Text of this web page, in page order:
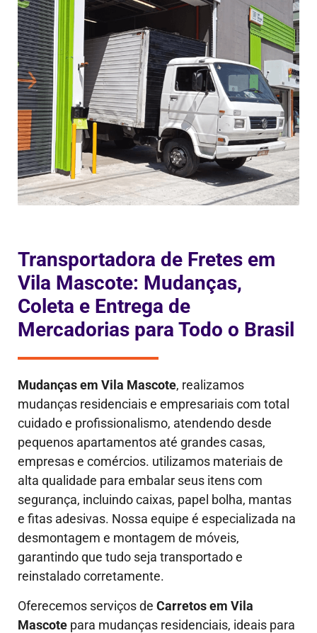
Transportadora de Fretes em
Vila Mascote: Mudanças,
Coleta e Entrega de
Mercadorias para Todo o Brasil
Mudanças em Vila Mascote, realizamos
mudanças residenciais e empresariais com total
cuidado e profissionalismo, atendendo desde
pequenos apartamentos até grandes casas,
empresas e comércios. utilizamos materiais de
alta qualidade para embalar seus itens com
segurança, incluindo caixas, papel bolha, mantas
e fitas adesivas. Nossa equipe é especializada na
desmontagem e montagem de móveis,
garantindo que tudo seja transportado e
reinstalado corretamente.
Oferecemos serviços de Carretos em Vila
Mascote para mudanças residenciais, ideais para